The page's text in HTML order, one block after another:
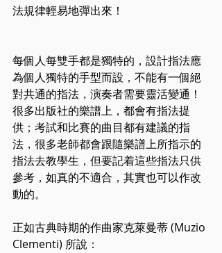
法規律輕易地彈出來！
每個人每雙手都是獨特的，設計指法應
為個人獨特的手型而設，不能有一個絕
對共通的指法，演奏者需要靈活變通！
很多出版社的樂譜上，都會有指法提
供；考試和比賽的曲目都有建議的指
法，很多老師都會跟隨樂譜上所指示的
指法去教學生，但要記着這些指法只供
參考，如真的不適合，其實也可以作改
動的。
正如古典時期的作曲家克萊曼蒂 (Muzio
Clementi) 所說：